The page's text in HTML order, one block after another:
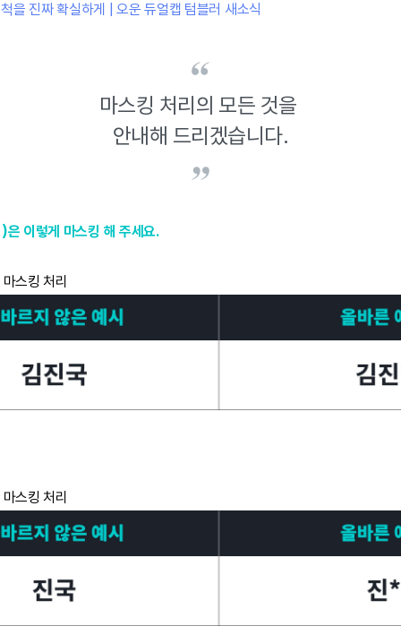
을 진짜 확실하게 | 오운 듀얼캡 텀블러 새소식
마스킹 처리의 모든 것을
안내해 드리겠습니다.
은 이렇게 마스킹 해 주세요.
스킹 처리
스킹 처리